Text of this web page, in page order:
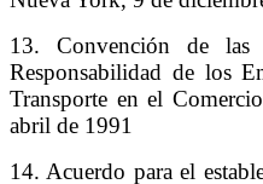
13. Convención de las
Responsabilidad de los
Transporte en el
abril de 1991
14. Acuerdo para el